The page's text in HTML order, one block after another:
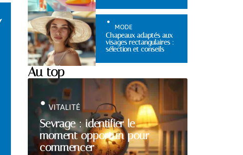
MODE
Chapeaux adaptés aux
visages rectangulaires :
sélection et conseils
Au top
Sevrage : identifier le
moment opportun pour
commencer
VITALITÉ